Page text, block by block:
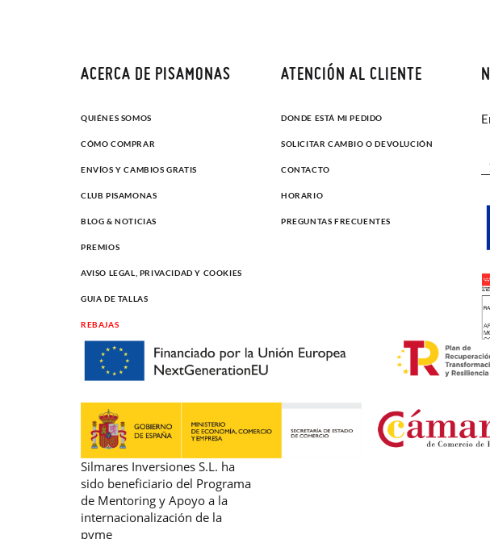
ACERCA DE PISAMONAS
QUIÉNES SOMOS
CÓMO COMPRAR
ENVÍOS Y CAMBIOS GRATIS
CLUB PISAMONAS
BLOG & NOTICIAS
PREMIOS
AVISO LEGAL, PRIVACIDAD Y COOKIES
GUIA DE TALLAS
REBAJAS
Silmares Inversiones S.L. ha
sido beneficiario del Programa
de Mentoring y Apoyo a la
internacionalización de la
pyme
ATENCIÓN AL CLIENTE
DONDE ESTÁ MI PEDIDO
SOLICITAR CAMBIO O DEVOLUCIÓN
CONTACTO
HORARIO
PREGUNTAS FRECUENTES